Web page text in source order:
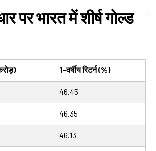
पर भारत में शीर्ष गोल्ड
1-वर्षीय रिटर्न (%)
46.45
46.35
46.13